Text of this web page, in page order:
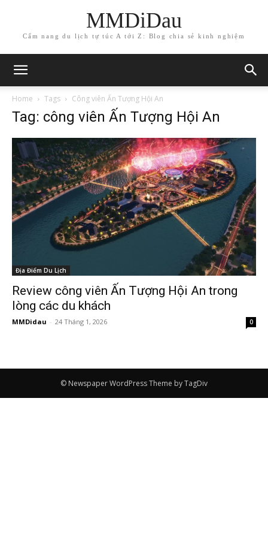
MMDiDau
Cẩm nang du lịch tự túc A tới Z: Blog chia sẻ kinh nghiệm
Home Tags Công viên Ấn Tượng Hội An
Tag: công viên Ấn Tượng Hội An
Địa Điểm Du Lịch
Review công viên Ấn Tượng Hội An trong
lòng các du khách
MMDidau - 24 Tháng 1, 2026 0
© Newspaper WordPress Theme by TagDiv